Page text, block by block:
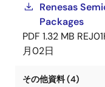
Renesas
Packages
PDF 1.32 MB
月02日
その他資料 (4)